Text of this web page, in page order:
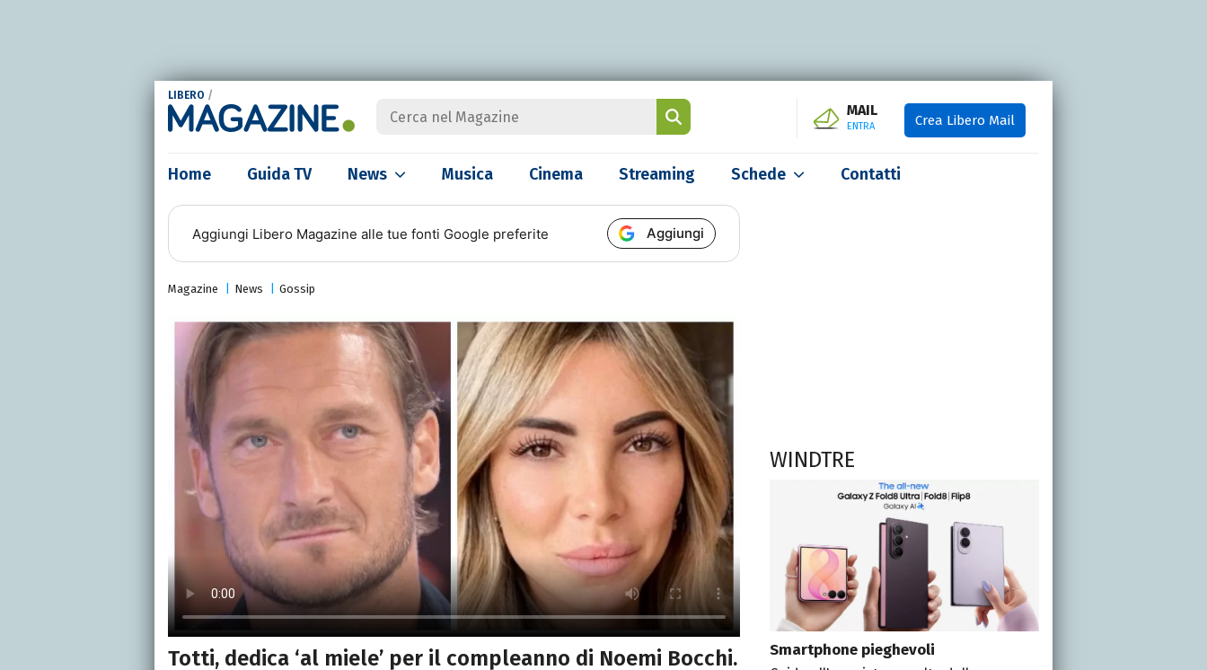
LIBERO /
MAIL
ENTRA Crea Libero Mail
Home Guida TV News Musica Cinema Streaming Schede Contatti
Aggiungi Libero Magazine alle tue fonti Google preferite Aggiungi
Magazine News Gossip
Totti, dedica ‘al miele’ per il compleanno di Noemi Bocchi.
WINDTRE
Smartphone pieghevoli